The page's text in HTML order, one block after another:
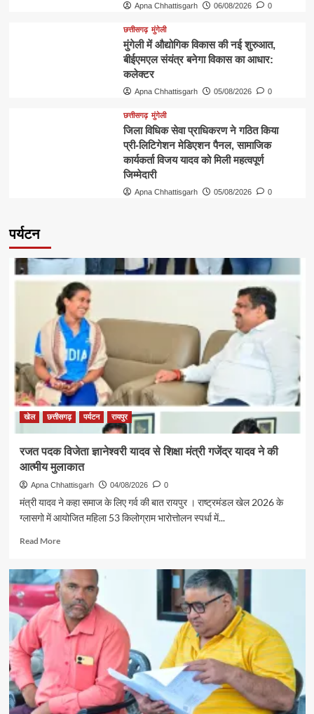
Apna Chhattisgarh 06/08/2026 0
छत्तीसगढ़ मुंगेली
मुंगेली में औद्योगिक विकास की नई शुरुआत,
बीईएमएल संयंत्र बनेगा विकास का आधार:
कलेक्टर
Apna Chhattisgarh 05/08/2026 0
छत्तीसगढ़ मुंगेली
जिला विधिक सेवा प्राधिकरण ने गठित किया
प्री-लिटिगेशन मेडिएशन पैनल, सामाजिक
कार्यकर्ता विजय यादव को मिली महत्वपूर्ण
जिम्मेदारी
Apna Chhattisgarh 05/08/2026 0
पर्यटन
खेल छत्तीसगढ़ पर्यटन रायपुर
रजत पदक विजेता ज्ञानेश्वरी यादव से शिक्षा मंत्री गजेंद्र यादव ने की
आत्मीय मुलाकात
Apna Chhattisgarh 04/08/2026 0
मंत्री यादव ने कहा समाज के लिए गर्व की बात रायपुर । राष्ट्रमंडल खेल 2026 के
ग्लासगो में आयोजित महिला 53 किलोग्राम भारोत्तोलन स्पर्धा में...
Read MoreRead
रजत
पदक
विजेता
ज्ञानेश्वरी
यादव
मंत्री
गजेंद्र
यादव